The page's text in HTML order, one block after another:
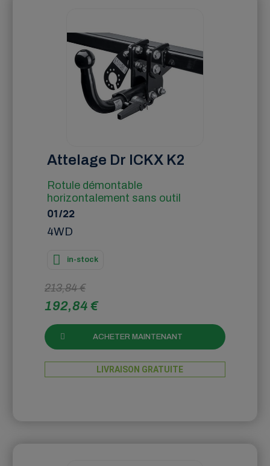
Attelage Dr ICKX K2
Rotule démontable
horizontalement sans outil
01/22
4WD
in-stock
213,84 €
192,84 €
ACHETER MAINTENANT
LIVRAISON GRATUITE